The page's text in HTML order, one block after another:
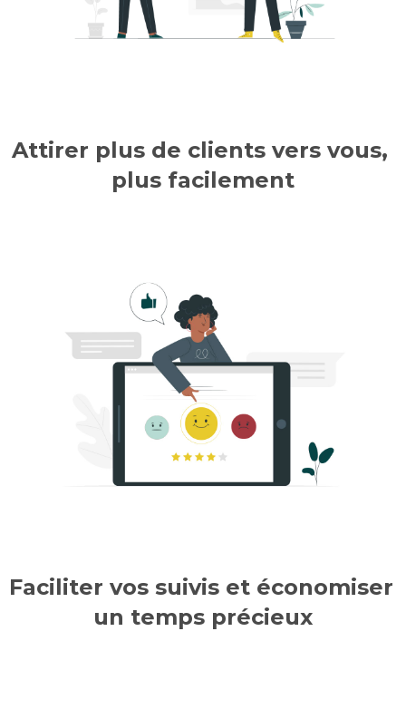
Attirer plus de clients vers vous,
plus facilement
Faciliter vos suivis et économiser
un temps précieux